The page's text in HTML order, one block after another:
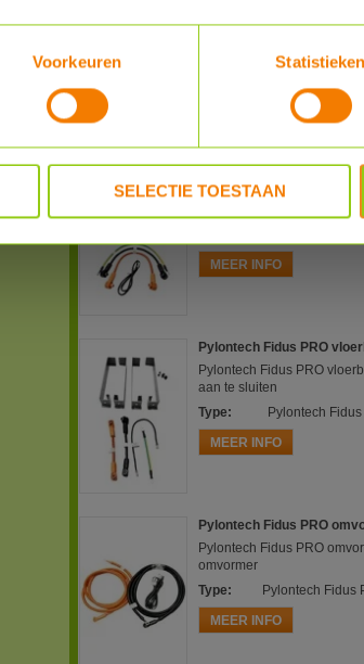
Voorkeuren Statistieken
SELECTIE TOESTAAN
Bestel nu :€ 3.379,00
Pylontech Fidus PRO
Pylontech Fidus PRO
MEER INFO
Pylontech Fidus PRO
Pylontech Fidus PRO
aan te sluiten
Type:
Pylontech
MEER INFO
Pylontech Fidus PRO
Pylontech Fidus PRO
omvormer
Type:
Pylontech Fidus
MEER INFO